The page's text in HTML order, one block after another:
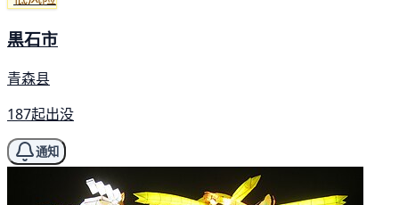
黒石市
青森县
187起出没
通知